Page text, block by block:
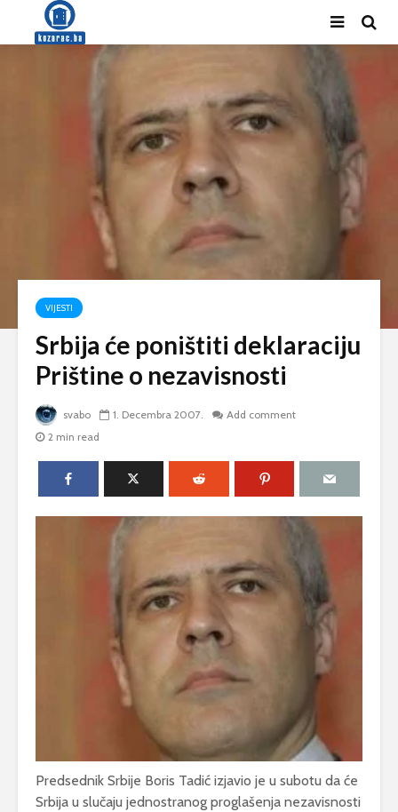
VIJESTI
Srbija će poništiti deklaraciju
Prištine o nezavisnosti
svabo 1. Decembra 2007.
Add comment
2 min read
Predsednik Srbije Boris Tadić izjavio je u subotu da će
Srbija u slučaju jednostranog proglašenja nezavisnosti